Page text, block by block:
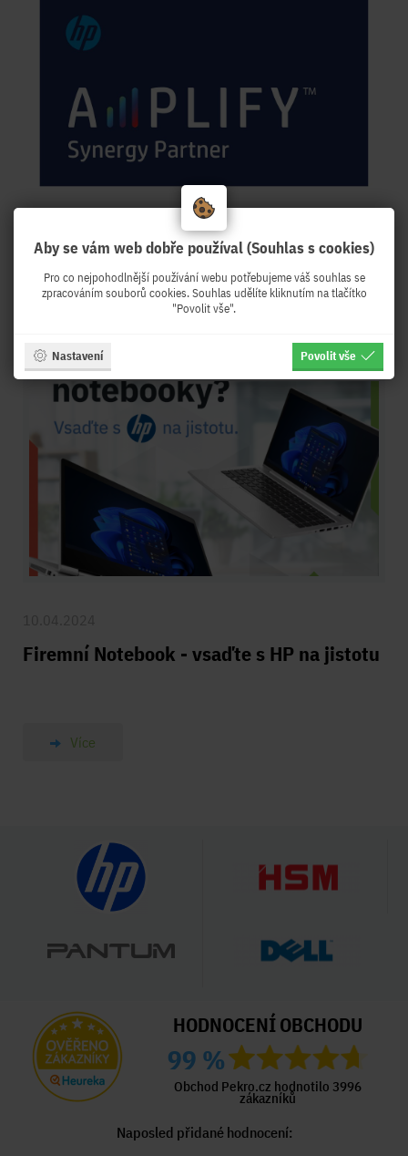
2 roky - 24 měsíců
Firemní Notebook - vsaďte s HP na jistotu
Více
HODNOCENÍ OBCHODU
99 %
Obchod Pekro.cz hodnotilo 3996
zákazníků
Naposled přidané hodnocení:
Aby se vám web dobře používal (Souhlas s cookies)
Pro co nejpohodlnější používání webu potřebujeme váš souhlas se
zpracováním souborů cookies. Souhlas udělíte kliknutím na tlačítko
"Povolit vše".
Nastavení Povolit vše